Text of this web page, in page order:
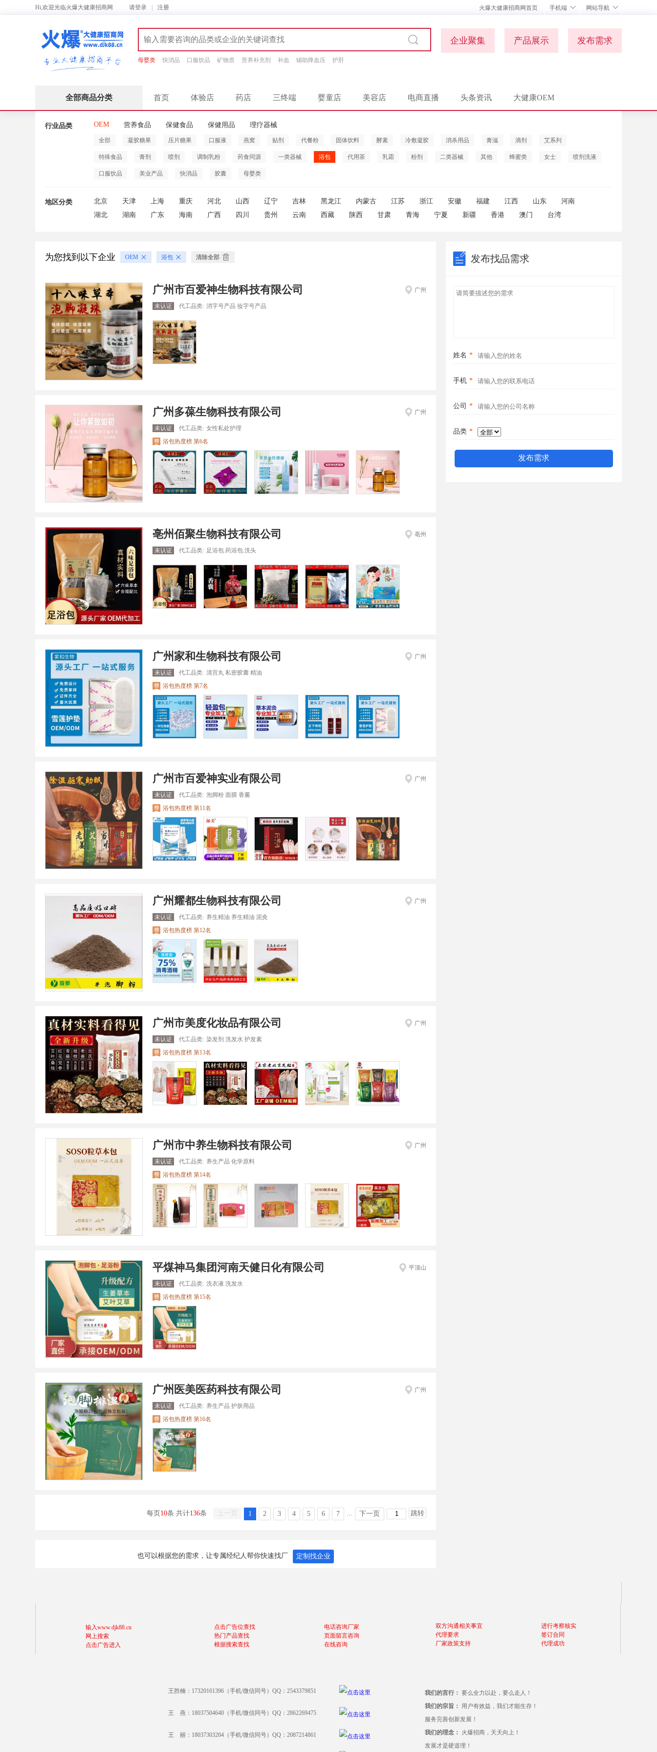
Hi,欢迎光临火爆大健康招商网 请登录 注册 火爆大健康招商网首页 手机端 网站导航
母婴类 快消品 口服饮品 矿物质 营养补充剂 补血 辅助降血压 护肝
企业聚集 产品展示 发布需求
全部商品分类 首页 体验店 药店 三终端 婴童店 美容店 电商直播 头条资讯 大健康OEM
行业品类 OEM 营养食品 保健食品 保健用品 理疗器械
全部 凝胶糖果 压片糖果 口服液 燕窝 贴剂 代餐粉 固体饮料 酵素 冷敷凝胶 消杀用品 膏滋 滴剂 艾系列
特殊食品 膏剂 喷剂 调制乳粉 药食同源 一类器械 浴包 代用茶 乳霜 粉剂 二类器械 其他 蜂蜜类 女士 喷剂洗液
口服饮品 美业产品 快消品 胶囊 母婴类
地区分类 北京 天津 上海 重庆 河北 山西 辽宁 吉林 黑龙江 内蒙古 江苏 浙江 安徽 福建 江西 山东
河南
湖北
湖南 广东 海南 广西 四川 贵州 云南 西藏 陕西 甘肃 青海 宁夏 新疆 香港 澳门 台湾
为您找到以下企业 OEM 浴包 清除全部
广州市百爱神生物科技有限公司 广州
未认证 代工品类: 消字号产品 妆字号产品
广州多葆生物科技有限公司 广州
未认证 代工品类: 女性私处护理
浴包热度榜 第6名
亳州佰聚生物科技有限公司 亳州
未认证 代工品类: 足浴包.药浴包.洗头
广州家和生物科技有限公司 广州
未认证 代工品类: 清宫丸 私密胶囊 精油
浴包热度榜 第7名
广州市百爱神实业有限公司 广州
未认证 代工品类: 泡脚粉 面膜 香薰
浴包热度榜 第11名
广州耀都生物科技有限公司 广州
未认证 代工品类: 养生精油 养生精油 泥灸
浴包热度榜 第12名
广州市美度化妆品有限公司 广州
未认证 代工品类: 染发剂 洗发水 护发素
浴包热度榜 第13名
广州市中养生物科技有限公司 广州
未认证 代工品类: 养生产品 化学原料
浴包热度榜 第14名
平煤神马集团河南天健日化有限公司 平顶山
未认证 代工品类: 洗衣液 洗发水
浴包热度榜 第15名
广州医美医药科技有限公司 广州
未认证 代工品类: 养生产品 护肤用品
浴包热度榜 第16名
每页 10条 共计136条 上一页 1 2 3 4 5 6 7 ... 下一页 跳转
也可以根据您的需求，让专属经纪人帮你快速找厂 定制找企业
发布找品需求
姓名 *
手机 *
公司 *
品类 *
输入www.djk88.cn
网上搜索
点击广告进入
点击广告位查找
热门产品查找
根据搜索查找
电话咨询厂家
页面留言咨询
在线咨询
双方沟通相关事宜
代理要求
厂家政策支持
进行考察核实
签订合同
代理成功
王胜楠：17320161396（手机/微信同号）QQ：2543379851
王 燕：18037504640（手机/微信同号）QQ：2862269475
王 丽：18037303204（手机/微信同号）QQ：2087214861
我们的言行： 要么全力以赴，要么走人！
我们的宗旨： 用户有效益，我们才能生存！
服务完善创新发展！
我们的理念： 火爆招商，天天向上！
发展才是硬道理！